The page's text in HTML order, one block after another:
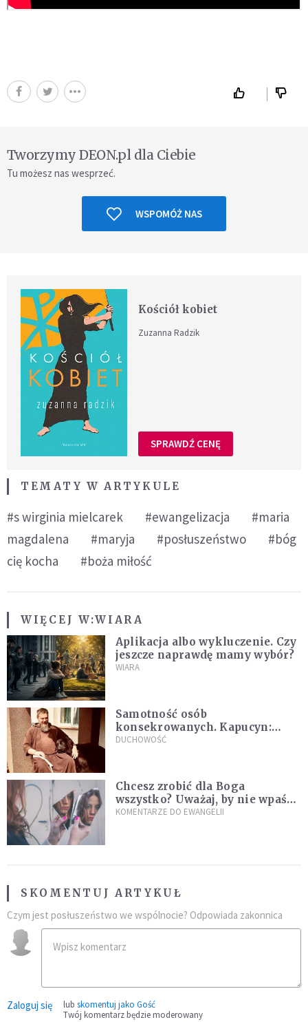
Tworzymy DEON.pl dla Ciebie
Tu możesz nas wesprzeć.
WSPOMÓŻ NAS
Kościół kobiet
Zuzanna Radzik
SPRAWDŹ CENĘ
TEMATY W ARTYKULE
#s wirginia mielcarek #ewangelizacja
#maria
magdalena
#maryja #posłuszeństwo
#bóg
cię kocha
#boża miłość
WIĘCEJ W:WIARA
Aplikacja albo wykluczenie. Czy
jeszcze naprawdę mamy wybór?
WIARA
Samotność osób
konsekrowanych. Kapucyn:
Życie w pojedynkę rzadko jest
DUCHOWOŚĆ
Chcesz zrobić dla Boga
wszystko? Uważaj, by nie wpaść
w groźną pułapkę
KOMENTARZE DO EWANGELII
SKOMENTUJ ARTYKUŁ
Czym jest posłuszeństwo we wspólnocie? Odpowiada zakonnica
Zaloguj się lub skomentuj jako Gość
Twój komentarz będzie moderowany